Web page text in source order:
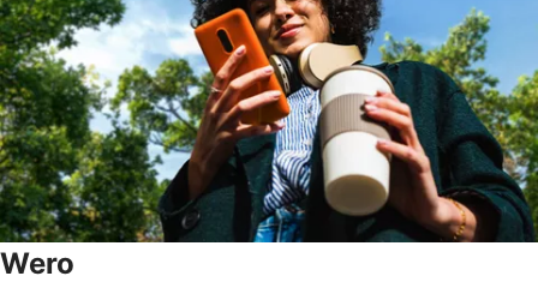
Wero